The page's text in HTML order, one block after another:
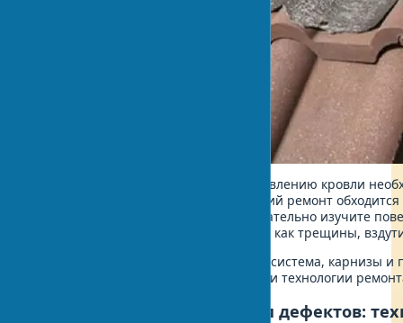
Перед началом любых работ по обновлению кровли
текущее состояние. Профилактический ремонт
капитального восстановления. Внимательно изучите
внимание на такие признаки износа, как трещины,
Следует учитывать, что водосточная система, карнизы
не менее пристального внимания при технологии
Выявление повреждений и дефектов: